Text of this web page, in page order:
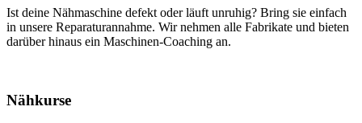
Ist deine Nähmaschine defekt oder läuft unruhig? Bring sie einfach
in unsere Reparaturannahme. Wir nehmen alle Fabrikate und bieten
darüber hinaus ein Maschinen-Coaching an.
Nähkurse